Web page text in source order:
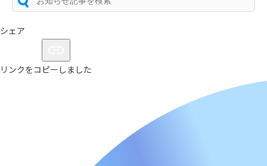
シェア
リンクをコピーしました